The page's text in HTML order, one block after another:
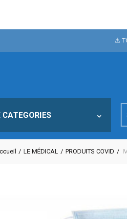
⚠️
CATEGORIES
LE MÉDICAL PRODUITS COVID
FÊTER
NOTRE